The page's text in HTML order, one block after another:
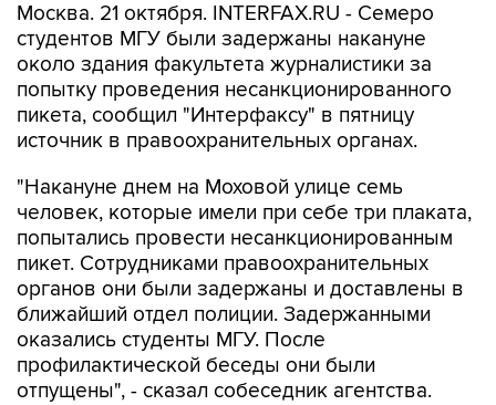
Москва. 21 октября. INTERFAX.RU - Семеро
студентов МГУ были задержаны накануне
около здания факультета журналистики за
попытку проведения несанкционированного
пикета, сообщил "Интерфаксу" в пятницу
источник в правоохранительных органах.
"Накануне днем на Моховой улице семь
человек, которые имели при себе три плаката,
попытались провести несанкционированным
пикет. Сотрудниками правоохранительных
органов они были задержаны и доставлены в
ближайший отдел полиции. Задержанными
оказались студенты МГУ. После
профилактической беседы они были
отпущены", - сказал собеседник агентства.